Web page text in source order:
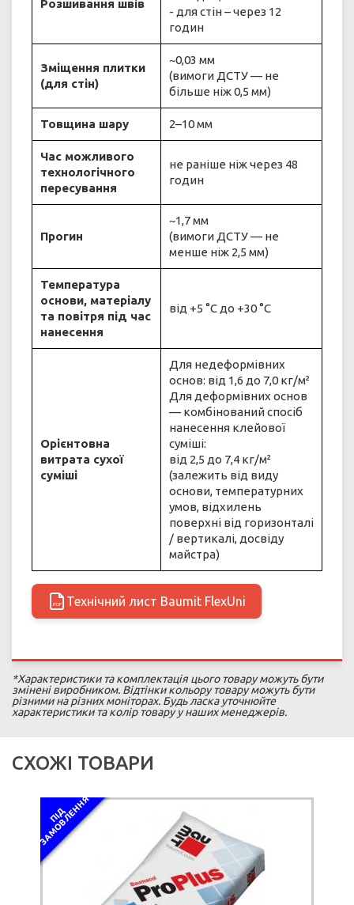
Розшивання швів
- для стін – через 12
годин
Зміщення плитки
(для стін)
~0,03 мм
(вимоги ДСТУ — не
більше ніж 0,5 мм)
Товщина шару 2–10 мм
Час можливого
технологічного
пересування
не раніше ніж через 48
годин
Прогин
~1,7 мм
(вимоги ДСТУ — не
менше ніж 2,5 мм)
Температура
основи, матеріалу
та повітря під час
нанесення
від +5 °С до +30 °С
Орієнтовна
витрата сухої
суміші
Для недеформівних
основ: від 1,6 до 7,0 кг/м²
Для деформівних основ
— комбінований спосіб
нанесення клейової
суміші:
від 2,5 до 7,4 кг/м²
(залежить від виду
основи, температурних
умов, відхилень
поверхні від горизонталі
/ вертикалі, досвіду
майстра)
PDF Технічний лист Baumit FlexUni
*Характеристики та комплектація цього товару можуть бути
змінені виробником. Відтінки кольору товару можуть бути
різними на різних моніторах. Будь ласка уточнюйте
характеристики та колір товару у наших менеджерів.
СХОЖІ ТОВАРИ